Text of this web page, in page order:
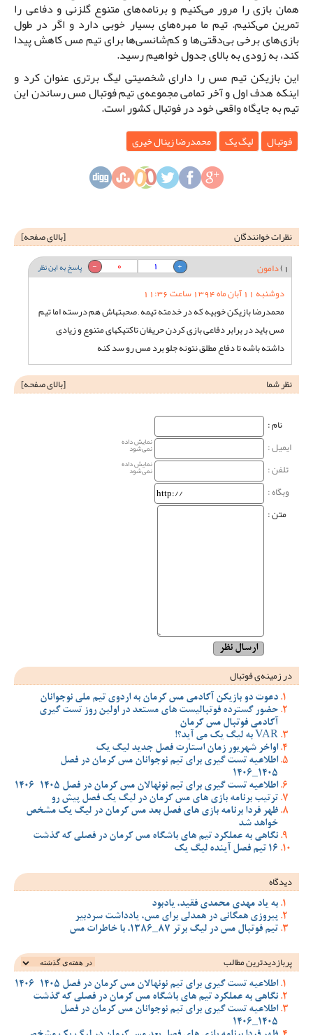
همان بازی را مرور می‌کنیم و برنامه‌های متنوع گلزنی و دفاعی را
تمرین می‌کنیم. تیم ما مهره‌های بسیار خوبی دارد و اگر در طول
بازی‌های برخی بی‌دقتی‌ها و کم‌شانسی‌ها برای تیم مس کاهش پیدا
کند، به زودی به بالای جدول خواهیم رسید.
این بازیکن تیم مس را دارای شخصیتی لیگ برتری عنوان کرد و
اینکه هدف اول و آخر تمامی مجموعه‌ی تیم فوتبال مس رساندن این
تیم به جایگاه واقعی خود در فوتبال کشور است.
فوتبال لیگ یک محمدرضا زینال خیری
نظرات خوانندگان [بالای صفحه]
1) دامون پاسخ به این نظر 0
1
دوشنبه 11 آبان ماه 1394 ساعت 11:36
محمدرضا بازیکن خوبیه که در خدمته تیمه , صحبتهاش هم درسته اما تیم
مس باید در برابر دفاعی بازی کردن حریفان تاکتیکهای متنوع و زیادی
داشته باشه تا دفاع مطلق نتونه جلو برد مس رو سد کنه
نظر شما
[بالای صفحه]
نام‌ :
ایمیل :
نمایش داده
نمی‌شود
تلفن : نمایش داده
نمی‌شود
وبگاه‌ :
متن :
در زمینه‌ی فوتبال
دعوت دو بازیکن آکادمی مس کرمان به اردوی تیم ملی نوجوانان
حضور گسترده فوتبالیست های مستعد در اولین روز تست گیری
آکادمی فوتبال مس کرمان
VAR به لیگ یک می آید؟!
اواخر شهریور زمان استارت فصل جدید لیگ یک
اطلاعیه تست گیری برای تیم نوجوانان مس کرمان در فصل
1405_1406
اطلاعیه تست گیری برای تیم نونهالان مس کرمان در فصل 1405-1406
ترتیب برنامه بازی های مس کرمان در لیگ یک فصل پیش رو
ظهر فردا برنامه بازی های فصل بعد مس کرمان در لیگ یک مشخص
خواهد شد
نگاهی به عملکرد تیم های باشگاه مس کرمان در فصلی که گذشت
16 تیم فصل آینده لیگ یک
دیدگاه
به یاد مهدی محمدی فقید، یادبود
پیروزی همگانی در همدلی برای مس، یادداشت سردبیر
تیم فوتبال مس در لیگ برتر 87_1386، با خاطرات مس
پربازدیدترین‌ مطالب
اطلاعیه تست گیری برای تیم نونهالان مس کرمان در فصل 1405-1406
نگاهی به عملکرد تیم های باشگاه مس کرمان در فصلی که گذشت
اطلاعیه تست گیری برای تیم نوجوانان مس کرمان در فصل
1405_1406